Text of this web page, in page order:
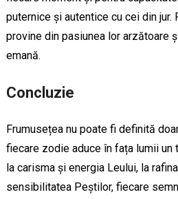
puternice și autentice cu cei din jur.
provine din pasiunea lor arzătoare
emană.
Concluzie
Frumusețea nu poate fi definită
fiecare zodie aduce în fața lumii un
la carisma și energia Leului, la
sensibilitatea Peștilor, fiecare